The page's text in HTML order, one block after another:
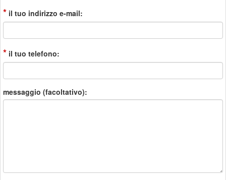
* il tuo indirizzo e-mail:
* il tuo telefono:
messaggio (facoltativo):